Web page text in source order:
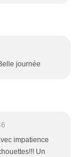
journée
impatience
Un